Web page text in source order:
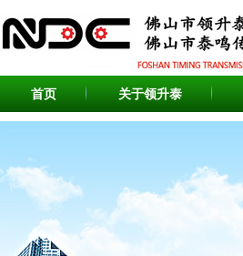
首页 关于领升泰